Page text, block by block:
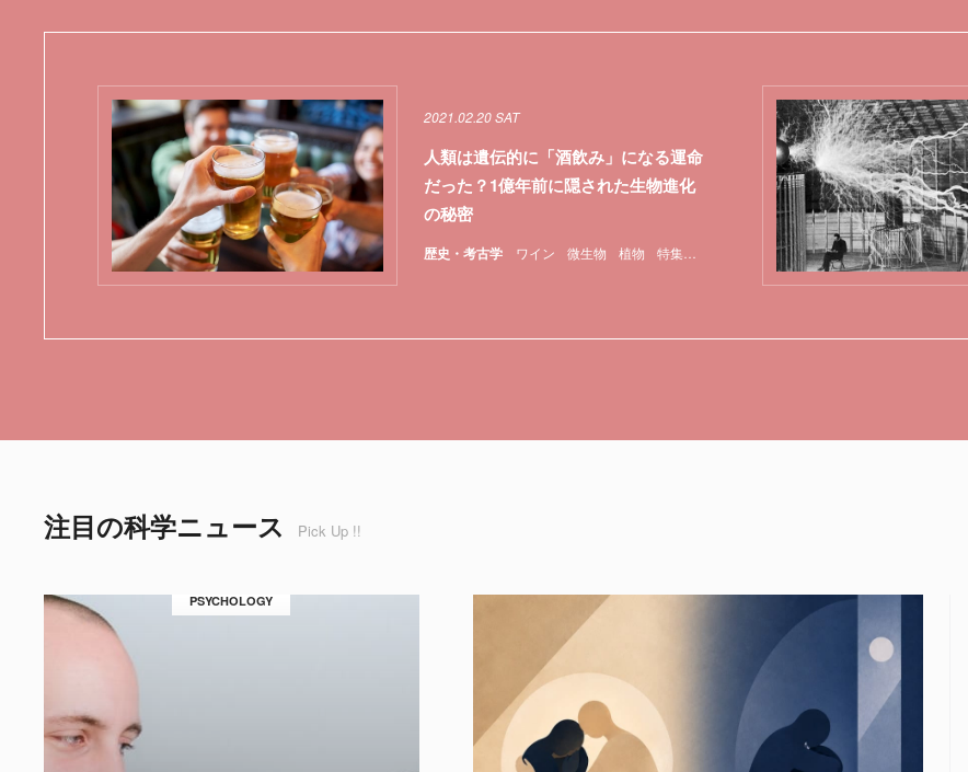
歴史・考古学 ワイン 微生物 植物 特集
2021.02.20 SAT
人類は遺伝的に「酒飲み」になる運命
だった？1億年前に隠された生物進化
の秘密
注目の科学ニュース Pick Up !!
PSYCHOLOGY